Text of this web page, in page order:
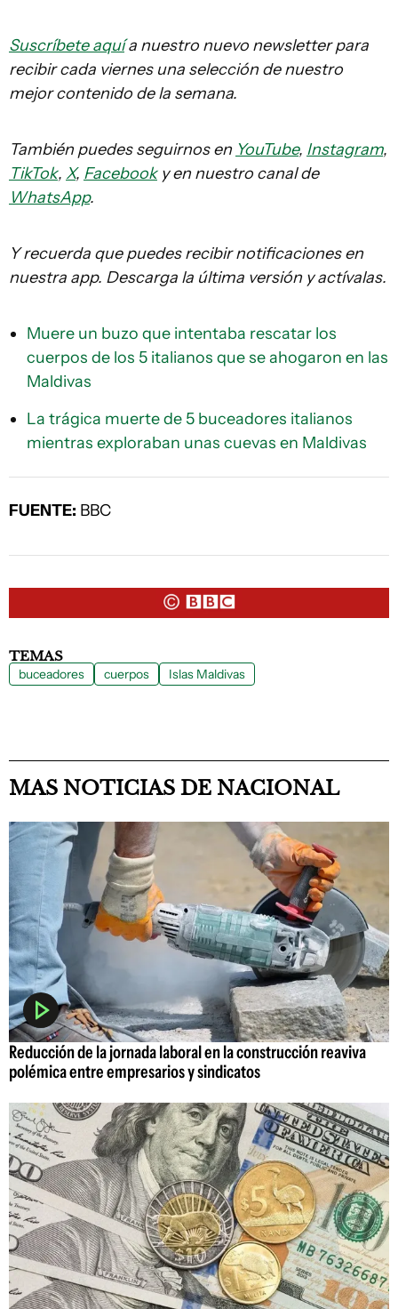
Suscríbete aquía nuestro nuevo newsletter para
recibir cada viernes una selección de nuestro
mejor contenido de la semana.
También puedes seguirnos en YouTube, Instagram,
TikTok, X, Facebooky en nuestro canal de
WhatsApp.
Y recuerda que puedes recibir notificaciones en
nuestra app. Descarga la última versión y actívalas.
Muere un buzo que intentaba rescatar los
cuerpos de los 5 italianos que se ahogaron en las
Maldivas
La trágica muerte de 5 buceadores italianos
mientras exploraban unas cuevas en Maldivas
FUENTE: BBC
TEMAS
buceadores cuerpos Islas Maldivas
MAS NOTICIAS DE NACIONAL
Reducción de la jornada laboral en la construcción reaviva
polémica entre empresarios y sindicatos